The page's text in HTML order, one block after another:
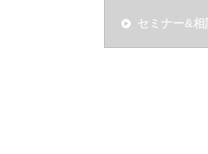
セミナー&